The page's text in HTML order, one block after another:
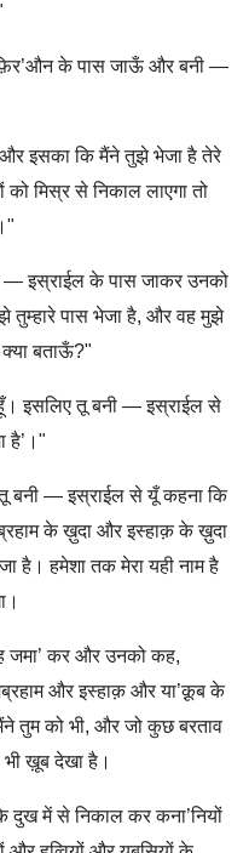
के पास जाऊँ और बनी —
इसका कि मैंने तुझे भेजा है तेरे
को मिस्र से निकाल लाएगा तो
— इस्राईल के पास जाकर उनको
तुम्हारे पास भेजा है, और वह मुझे
बताऊँ?"
इसलिए तू बनी — इस्राईल से
है’।"
बनी — इस्राईल से यूँ कहना कि
के ख़ुदा और इस्हाक़ के ख़ुदा
है। हमेशा तक मेरा यही नाम है
जमा’ कर और उनको कह,
और इस्हाक़ और या’क़ूब के
तुम को भी, और जो कुछ बरताव
भी ख़ूब देखा है।
दुख में से निकाल कर कना’नियों